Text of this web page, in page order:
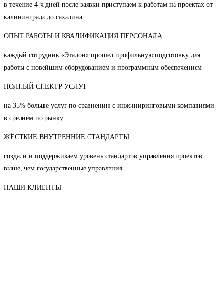
в течение 4-ч дней после заявки приступаем к работам на проектах от
калининграда до сахалина
ОПЫТ РАБОТЫ И КВАЛИФИКАЦИЯ ПЕРСОНАЛА
каждый сотрудник «Эталон» прошел профильную подготовку для
работы с новейшим оборудованием и программным обеспечением
ПОЛНЫЙ СПЕКТР УСЛУГ
на 35% больше услуг по сравнению с инжиниринговыми компаниями
в среднем по рынку
ЖЁСТКИЕ ВНУТРЕННИЕ СТАНДАРТЫ
создали и поддерживаем уровень стандартов управления проектов
выше, чем государственные управления
НАШИ КЛИЕНТЫ